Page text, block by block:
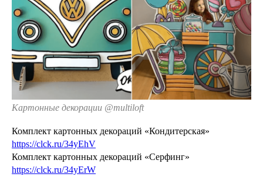
Картонные декорации @multiloft
Комплект картонных декораций «Кондитерская»
https://clck.ru/34yEhV
Комплект картонных декораций «Серфинг»
https://clck.ru/34yErW